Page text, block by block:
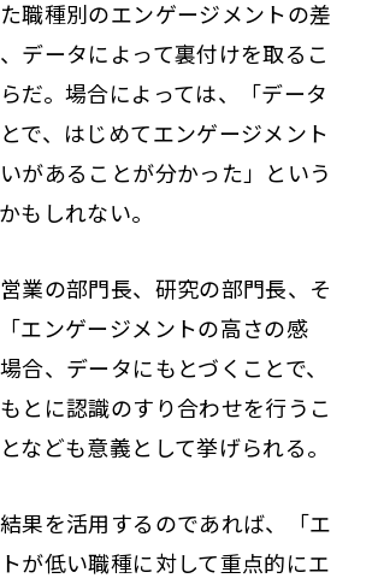
職種別のエンゲージメントの差
データによって裏付けを取るこ
だ。場合によっては、「データ
で、はじめてエンゲージメント
があることが分かった」という
もしれない。
業の部門長、研究の部門長、そ
エンゲージメントの高さの感
合、データにもとづくことで、
とに認識のすり合わせを行うこ
なども意義として挙げられる。
果を活用するのであれば、「エ
が低い職種に対して重点的にエ